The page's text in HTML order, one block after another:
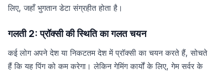
लिए, जहाँ भुगतान डेटा संग्रहीत होता है।
गलती 2: प्रॉक्सी की स्थिति का गलत चयन
कई लोग अपने देश या निकटतम देश में प्रॉक्सी का चयन करते हैं, सोचते
हैं कि यह पिंग को कम करेगा। लेकिन गेमिंग कार्यों के लिए, गेम सर्वर के